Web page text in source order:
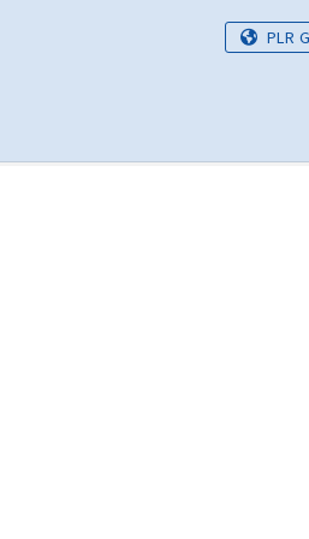
PLR